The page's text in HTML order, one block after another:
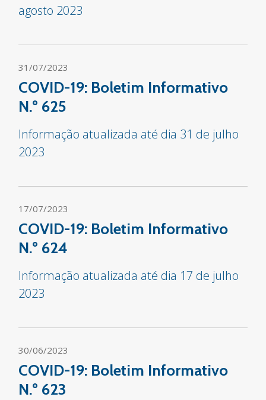
agosto 2023
31/07/2023
COVID-19: Boletim Informativo
N.º 625
Informação atualizada até dia 31 de julho
2023
17/07/2023
COVID-19: Boletim Informativo
N.º 624
Informação atualizada até dia 17 de julho
2023
30/06/2023
COVID-19: Boletim Informativo
N.º 623